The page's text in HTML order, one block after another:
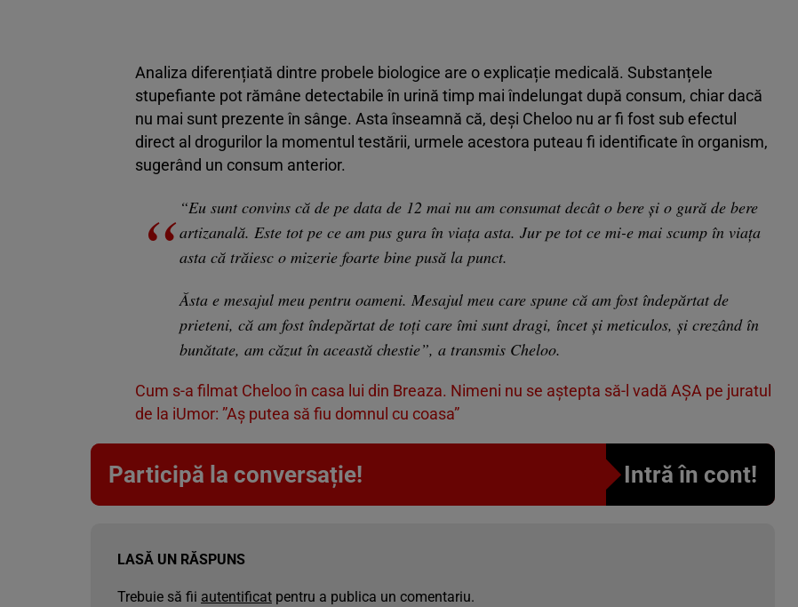
Analiza diferențiată dintre probele biologice are o explicație medicală. Substanțele
stupefiante pot rămâne detectabile în urină timp mai îndelungat după consum, chiar dacă
nu mai sunt prezente în sânge. Asta înseamnă că, deși Cheloo nu ar fi fost sub efectul
direct al drogurilor la momentul testării, urmele acestora puteau fi identificate în organism,
sugerând un consum anterior.
“Eu sunt convins că de pe data de 12 mai nu am consumat decât o bere și o gură de bere
artizanală. Este tot pe ce am pus gura în viața asta. Jur pe tot ce mi-e mai scump în viața
asta că trăiesc o mizerie foarte bine pusă la punct.
Ăsta e mesajul meu pentru oameni. Mesajul meu care spune că am fost îndepărtat de
prieteni, că am fost îndepărtat de toți care îmi sunt dragi, încet și meticulos, și crezând în
bunătate, am căzut în această chestie”, a transmis Cheloo.
Cum s-a filmat Cheloo în casa lui din Breaza. Nimeni nu se aștepta să-l vadă AȘA pe juratul
de la iUmor: ”Aș putea să fiu domnul cu coasa”
Participă la conversație! Intră în cont!
LASĂ UN RĂSPUNS
Trebuie să fii autentificat pentru a publica un comentariu.